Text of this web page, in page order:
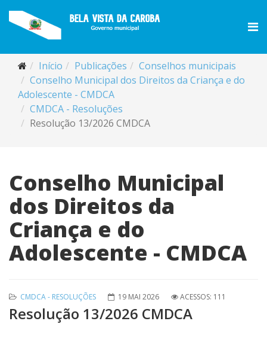
Início Publicações
Conselhos municipais
Conselho Municipal dos Direitos da Criança e do
Adolescente - CMDCA
CMDCA - Resoluções
Resolução 13/2026 CMDCA
Conselho Municipal
dos Direitos da
Criança e do
Adolescente - CMDCA
CMDCA - RESOLUÇÕES 19 MAI 2026 ACESSOS: 111
Resolução 13/2026 CMDCA